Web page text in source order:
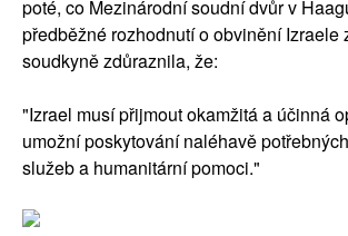
poté, co Mezinárodní soudní dvůr v
předběžné rozhodnutí o obvinění Izraele
soudkyně zdůraznila, že:
"Izrael musí přijmout okamžitá a účinná
umožní poskytování naléhavě
služeb a humanitární pomoci."